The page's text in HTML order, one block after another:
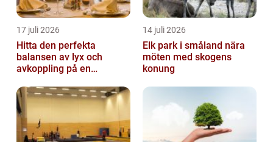
17 juli 2026
Hitta den perfekta
balansen av lyx och
avkoppling på en
Östermalm
14 juli 2026
Elk park i småland nära
möten med skogens
konung